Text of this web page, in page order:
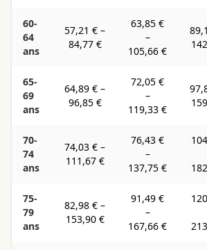
60-
64
ans
57,21 € –
84,77 €
63,85 €
–
105,66 €
65-
69
ans
64,89 € –
96,85 €
72,05 €
–
119,33 €
70-
74
ans
74,03 € –
111,67 €
76,43 €
–
137,75 €
75-
79
ans
82,98 € –
153,90 €
91,49 €
–
167,66 €